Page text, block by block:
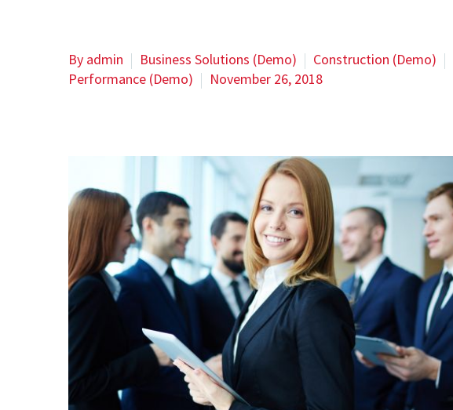
By admin Business Solutions (Demo) Construction (Demo)
Performance (Demo)
November 26, 2018